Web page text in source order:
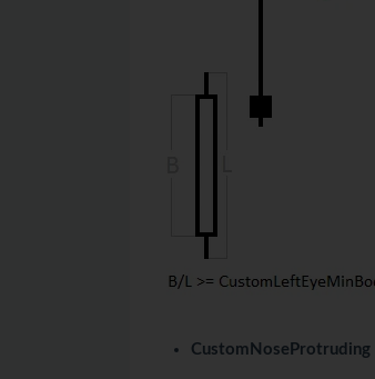
CustomNoseProtruding